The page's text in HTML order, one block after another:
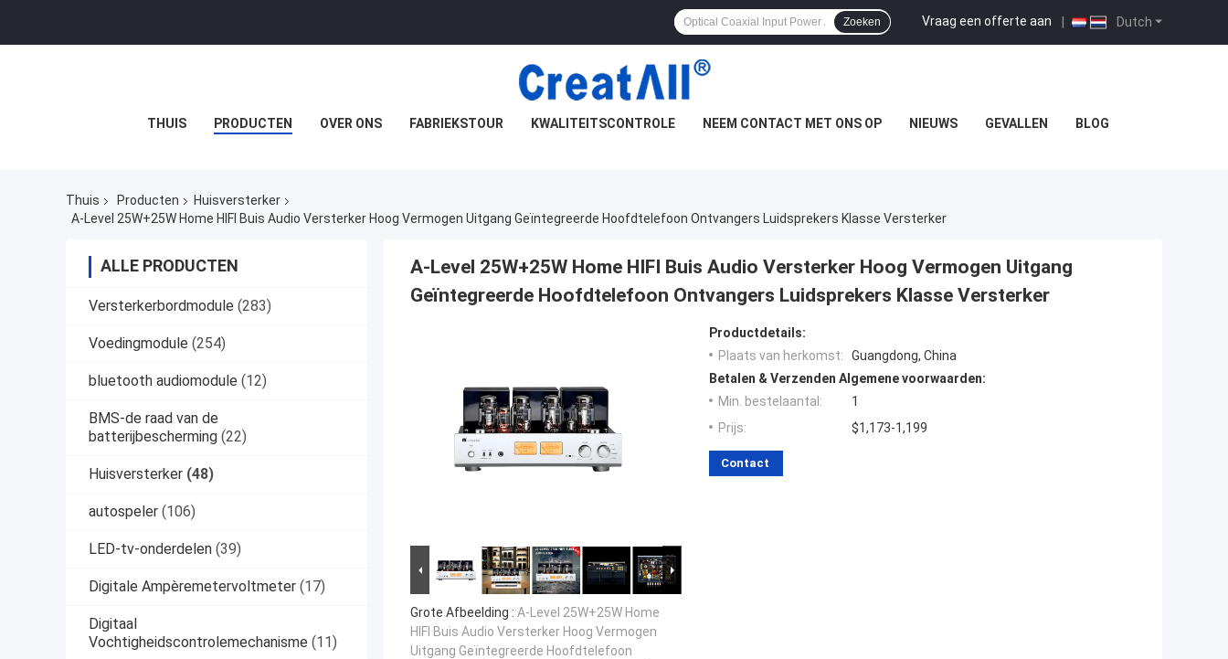
Dutch
Vraag een offerte aan |
Zoeken
THUIS PRODUCTEN OVER ONS FABRIEKSTOUR KWALITEITSCONTROLE NEEM CONTACT MET ONS OP NIEUWS GEVALLEN BLOG
Thuis Producten
Huisversterker
A-Level 25W+25W Home HIFI Buis Audio Versterker Hoog Vermogen Uitgang Geïntegreerde Hoofdtelefoon Ontvangers Luidsprekers Klasse Versterker
ALLE PRODUCTEN
Versterkerbordmodule (283)
Voedingmodule (254)
bluetooth audiomodule (12)
BMS-de raad van de
batterijbescherming (22)
Huisversterker (48)
autospeler (106)
LED-tv-onderdelen (39)
Digitale Ampèremetervoltmeter (17)
Digitaal
Vochtigheidscontrolemechanisme (11)
A-Level 25W+25W Home HIFI Buis Audio Versterker Hoog Vermogen Uitgang
Geïntegreerde Hoofdtelefoon Ontvangers Luidsprekers Klasse Versterker
Grote Afbeelding : A-Level 25W+25W Home
HIFI Buis Audio Versterker Hoog Vermogen
Uitgang Geïntegreerde Hoofdtelefoon
Productdetails:
Plaats van herkomst:
Guangdong, China
Betalen & Verzenden Algemene voorwaarden:
Min. bestelaantal:
1
Prijs:
$1,173-1,199
Contact